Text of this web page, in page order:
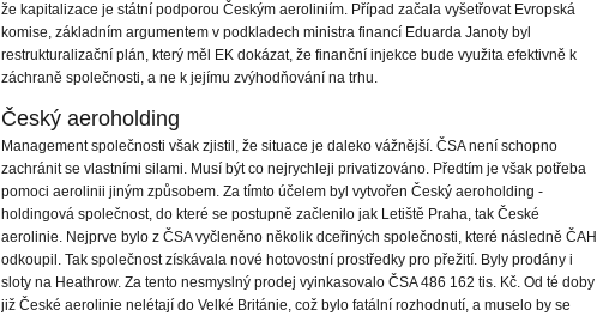
že kapitalizace je státní podporou Českým aeroliniím. Případ začala vyšetřovat Evropská
komise, základním argumentem v podkladech ministra financí Eduarda Janoty byl
restrukturalizační plán, který měl EK dokázat, že finanční injekce bude využita efektivně k
záchraně společnosti, a ne k jejímu zvýhodňování na trhu.
Český aeroholding
Management společnosti však zjistil, že situace je daleko vážnější. ČSA není schopno
zachránit se vlastními silami. Musí být co nejrychleji privatizováno. Předtím je však potřeba
pomoci aerolinii jiným způsobem. Za tímto účelem byl vytvořen Český aeroholding -
holdingová společnost, do které se postupně začlenilo jak Letiště Praha, tak České
aerolinie. Nejprve bylo z ČSA vyčleněno několik dceřiných společnosti, které následně ČAH
odkoupil. Tak společnost získávala nové hotovostní prostředky pro přežití. Byly prodány i
sloty na Heathrow. Za tento nesmyslný prodej vyinkasovalo ČSA 486 162 tis. Kč. Od té doby
již České aerolinie nelétají do Velké Británie, což bylo fatální rozhodnutí, a muselo by se